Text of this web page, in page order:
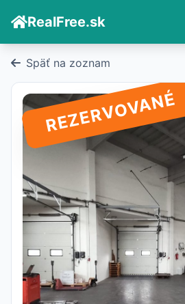
RealFree.sk
Späť na zoznam
REZERVOVANÉ